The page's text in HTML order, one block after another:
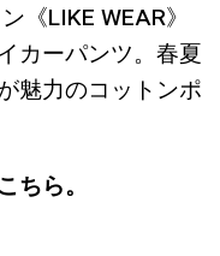
《LIKE WEAR》
カーパンツ。春夏
魅力のコットンポ
ら。